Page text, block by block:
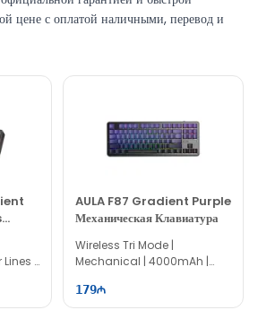
цене с оплатой наличными, перевод и
|
AULA F87 Gradient Purple
Механическая Клавиатура
Wireless Tri Mode |
Mechanical | 4000mAh |
179